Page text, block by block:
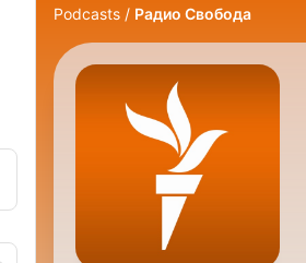
Podcasts Радио Свобода